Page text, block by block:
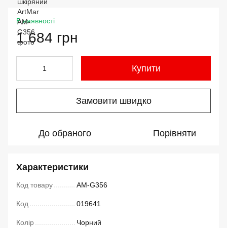
В наявності
1 684 грн
Купити
Замовити швидко
До обраного Порівняти
Характеристики
Код товару AM-G356
Код 019641
Колір Чорний